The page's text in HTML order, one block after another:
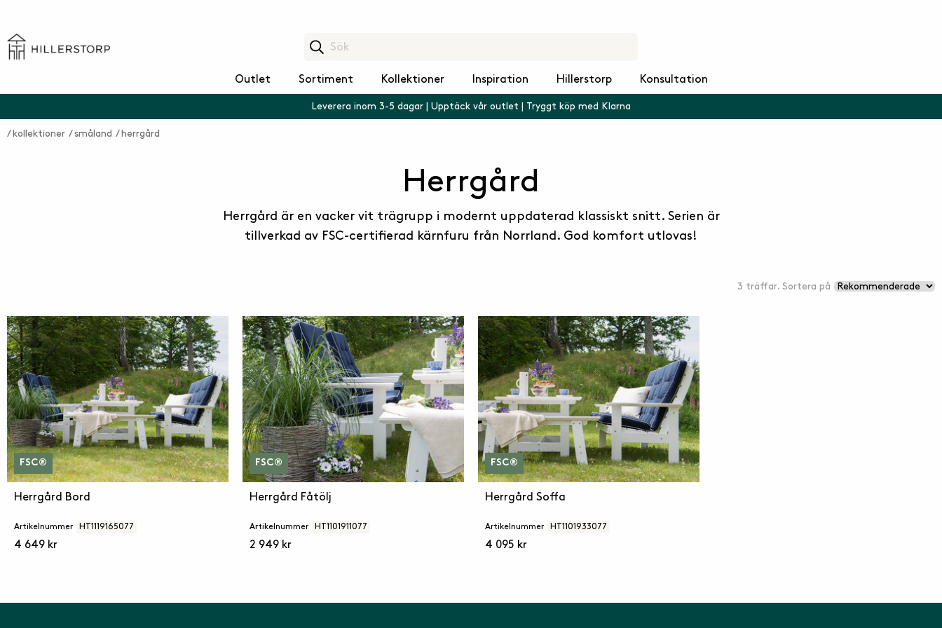
Outlet Sortiment Kollektioner Inspiration Hillerstorp Konsultation
Leverera inom 3-5 dagar | Upptäck vår outlet | Tryggt köp med Klarna
kollektioner småland herrgård
Herrgård
Herrgård är en vacker vit trägrupp i modernt uppdaterad klassiskt snitt. Serien är
tillverkad av FSC-certifierad kärnfuru från Norrland. God komfort utlovas!
3 träffar. Sortera på
FSC®
Herrgård Bord
Artikelnummer HT1119165077
4 649 kr
FSC®
Herrgård Fåtölj
Artikelnummer HT1101911077
2 949 kr
FSC®
Herrgård Soffa
Artikelnummer HT1101933077
4 095 kr